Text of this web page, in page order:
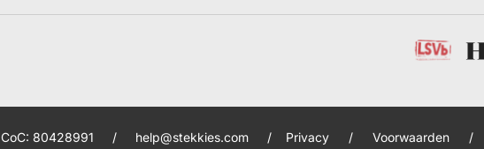
CoC: 80428991 / help@stekkies.com / Privacy / Voorwaarden /